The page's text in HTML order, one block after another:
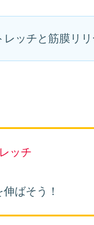
ッチと筋膜リ
ッチ
ばそう！